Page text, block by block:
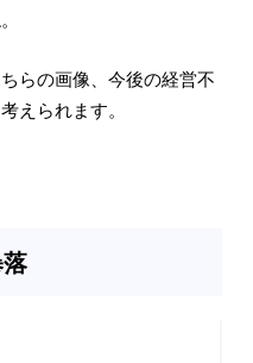
らの画像、今後の経営不
えられます。